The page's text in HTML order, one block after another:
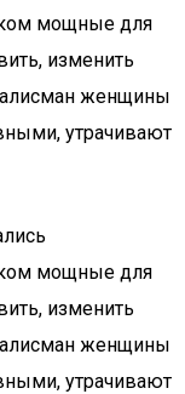
мощные для
изменить
женщины
утрачивают
мощные для
изменить
женщины
утрачивают